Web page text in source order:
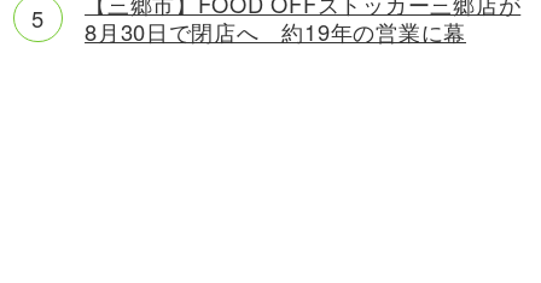
8月30日で閉店へ 約19年の営業に幕